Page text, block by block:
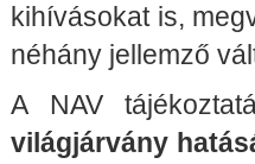
kihívásokat is,
néhány jellemző
A NAV
világjárvány